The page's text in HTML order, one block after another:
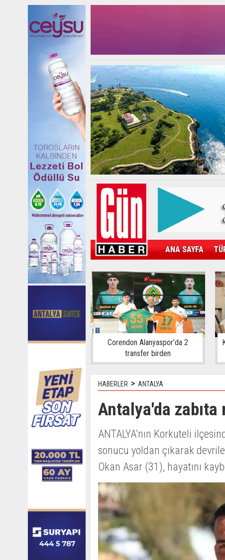
ANA SAYFA
KAMPÜS SPOR GÜN'ÜN ÜRÜNÜ
Corendon Alanyaspor’da 2
transfer birden
HABERLER > ANTALYA
Antalya'da
ANTALYA’nın Korkuteli
sonucu yoldan çıkarak
Okan Asar (31), hayatını